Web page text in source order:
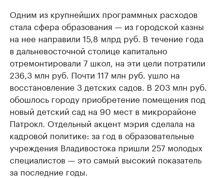
Одним из крупнейших программных расходов
стала сфера образования — из городской казны
на нее направили 15,8 млрд руб. В течение года
в дальневосточной столице капитально
отремонтировали 7 школ, на эти цели потратили
236,3 млн руб. Почти 117 млн руб. ушло на
восстановление 3 детских садов. В 203 млн руб.
обошлось городу приобретение помещения под
новый детский сад на 90 мест в микрорайоне
Патрокл. Отдельный акцент мэрия сделала на
кадровой политике: за год в образовательные
учреждения Владивостока пришли 257 молодых
специалистов — это самый высокий показатель
за последние годы.